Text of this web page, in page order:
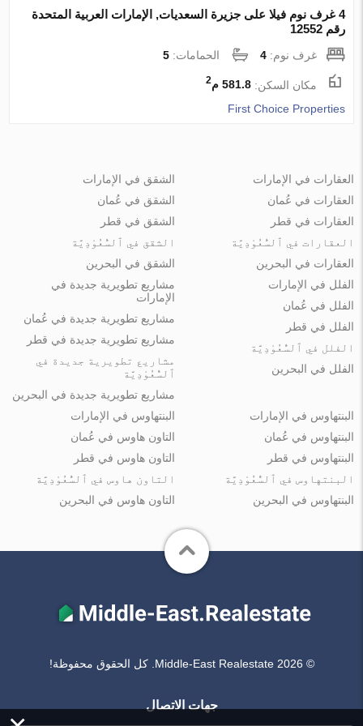
4 غرف نوم فيلا على جزيرة السعديات, الإمارات العربية المتحدة
رقم 12552
غرف نوم:4 الحمامات:5
مكان السكن:581.8 م 2
First Choice Properties
العقارات في الإمارات
العقارات في عُمان
العقارات في قطر
العقارات في ٱلسُّعُوْدِيَّة
العقارات في البحرين
الشقق في الإمارات
الشقق في عُمان
الشقق في قطر
الشقق في ٱلسُّعُوْدِيَّة
الشقق في البحرين
الفلل في الإمارات
الفلل في عُمان
الفلل في قطر
الفلل في ٱلسُّعُوْدِيَّة
الفلل في البحرين
مشاريع تطويرية جديدة في
الإمارات
مشاريع تطويرية جديدة في عُمان
مشاريع تطويرية جديدة في قطر
مشاريع تطويرية جديدة في
ٱلسُّعُوْدِيَّة
مشاريع تطويرية جديدة في البحرين
البنتهاوس في الإمارات
البنتهاوس في عُمان
البنتهاوس في قطر
البنتهاوس في ٱلسُّعُوْدِيَّة
البنتهاوس في البحرين
البنتهاوس في الإمارات
التاون هاوس في عُمان
التاون هاوس في قطر
التاون هاوس في ٱلسُّعُوْدِيَّة
التاون هاوس في البحرين
© Middle-East Realestate 2026. كل الحقوق محفوظة!
جهات الاتصال